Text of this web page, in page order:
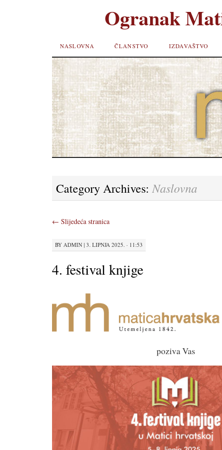
Ogranak
SKIP TO
CONTENT
NASLOVNA ČLANSTVO IZDAVAŠTVO
Category Archives: Naslovna
← Slijedeća stranica
BY ADMIN | 3. LIPNJA 2025. · 11:53
4. festival knjige
poziva Vas